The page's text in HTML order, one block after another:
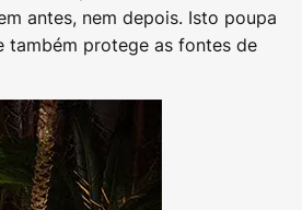
antes, nem depois. Isto poupa
também protege as fontes de